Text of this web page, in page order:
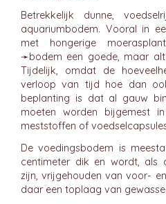
Betrekkelijk dunne,
aquariumbodem. Vooral in
met hongerige
➛bodem een goede, maar
Tijdelijk, omdat de
verloop van tijd hoe dan
beplanting is dat al gauw
moeten worden bijgemest
meststoffen of
De voedingsbodem is
centimeter dik en wordt, als
zijn, vrijgehouden van voor-
daar een toplaag van